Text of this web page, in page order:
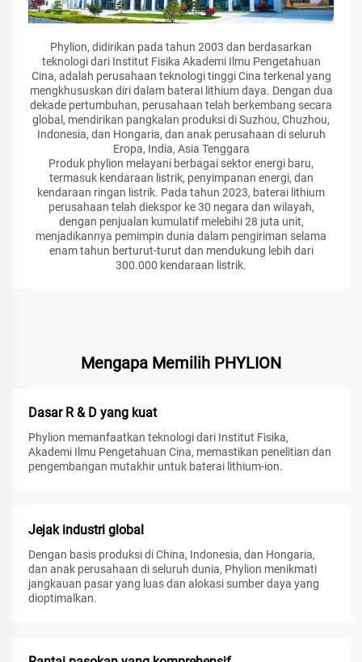
Phylion, didirikan pada tahun 2003 dan berdasarkan
teknologi dari Institut Fisika Akademi Ilmu Pengetahuan
Cina, adalah perusahaan teknologi tinggi Cina terkenal yang
mengkhususkan diri dalam baterai lithium daya. Dengan dua
dekade pertumbuhan, perusahaan telah berkembang secara
global, mendirikan pangkalan produksi di Suzhou, Chuzhou,
Indonesia, dan Hongaria, dan anak perusahaan di seluruh
Eropa, India, Asia Tenggara
Produk phylion melayani berbagai sektor energi baru,
termasuk kendaraan listrik, penyimpanan energi, dan
kendaraan ringan listrik. Pada tahun 2023, baterai lithium
perusahaan telah diekspor ke 30 negara dan wilayah,
dengan penjualan kumulatif melebihi 28 juta unit,
menjadikannya pemimpin dunia dalam pengiriman selama
enam tahun berturut-turut dan mendukung lebih dari
300.000 kendaraan listrik.
Mengapa Memilih PHYLION
Dasar R & D yang kuat
Phylion memanfaatkan teknologi dari Institut Fisika,
Akademi Ilmu Pengetahuan Cina, memastikan penelitian dan
pengembangan mutakhir untuk baterai lithium-ion.
Jejak industri global
Dengan basis produksi di China, Indonesia, dan Hongaria,
dan anak perusahaan di seluruh dunia, Phylion menikmati
jangkauan pasar yang luas dan alokasi sumber daya yang
dioptimalkan.